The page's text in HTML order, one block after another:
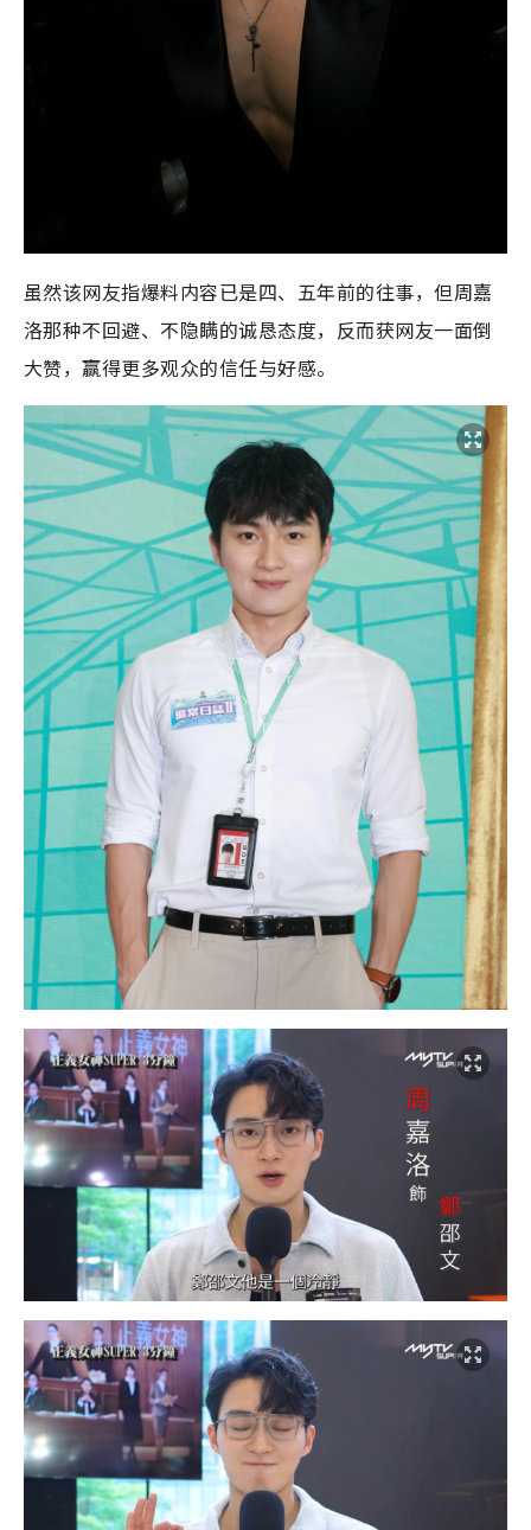
虽然该网友指爆料内容已是四、五年前的往事，但周嘉
洛那种不回避、不隐瞒的诚恳态度，反而获网友一面倒
大赞，赢得更多观众的信任与好感。